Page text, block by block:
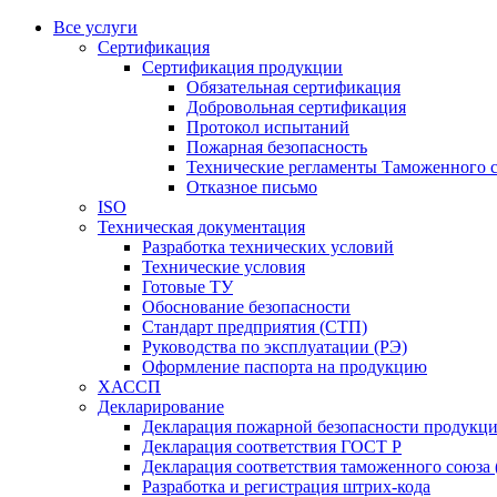
Все услуги
Сертификация
Сертификация продукции
Обязательная сертификация
Добровольная сертификация
Протокол испытаний
Пожарная безопасность
Технические регламенты Таможенного
Отказное письмо
ISO
Техническая документация
Разработка технических условий
Технические условия
Готовые ТУ
Обоснование безопасности
Стандарт предприятия (СТП)
Руководства по эксплуатации (РЭ)
Оформление паспорта на продукцию
ХАССП
Декларирование
Декларация пожарной безопасности
Декларация соответствия ГОСТ Р
Декларация соответствия таможенного
Разработка и регистрация штрих-кода